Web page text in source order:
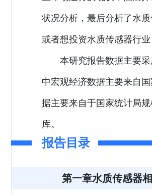
状况分析，最后分析了水
或者想投资水质传感器行
本研究报告数据主要
中宏观经济数据主要来自
据主要来自于国家统计局
库。
报告目录
第一章水质传感器